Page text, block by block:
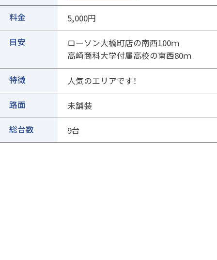
料金 5,000円
目安
ローソン大橋町店の南西100ｍ
高崎商科大学付属高校の南西80ｍ
特徴 人気のエリアです！
路面 未舗装
総台数 9台
③専用フォームに必要事項を入力し、送信